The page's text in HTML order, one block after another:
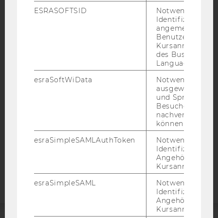
BARRIEREFREIHEITSERKLÄRUNG WEBSEITE
DATENSCHUTZERKLÄRUNG
DATENSCHUTZERKLÄRUNG SOCIAL MEDIA
DATENSCHUTZERKLÄRUNG
STUDIENBEWERBER*INNEN UND STUDIERENDE
Barrierefreiheitserklärung
ESRASOFTSID
Notwendig zur
Identifizierung
angemeldeten
Benutzers im
des Business
Language
esraSoftWiData
Notwendig um
ausgewählte
und
Besuchers
nachverfolgen
können.
esraSimpleSAMLAuthToken
Notwendig zur
Identifizierung
Angehörige/r für
Kursanmeldung.
esraSimpleSAML
Notwendig zur
Identifizierung
Angehörige/r für
Kursanmeldung.